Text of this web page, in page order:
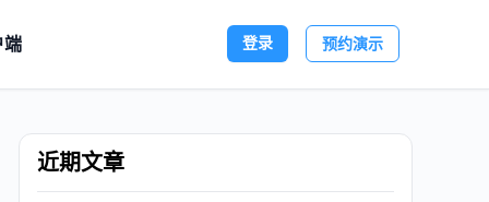
端 登录 预约演示
近期文章